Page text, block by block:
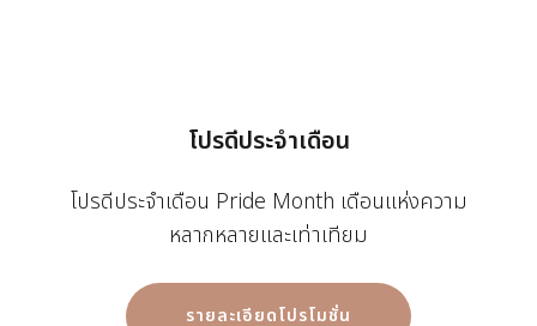
โปรดีประจำเดือน
โปรดีประจำเดือน Pride Month เดือนแห่งความ
หลากหลายและเท่าเทียม
รายละเอียดโปรโมชั่น